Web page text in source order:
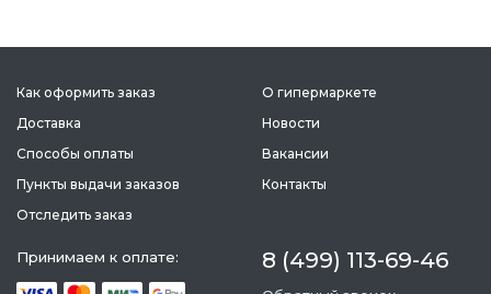
Как оформить заказ
Доставка
Способы оплаты
Пункты выдачи заказов
Отследить заказ
О гипермаркете
Новости
Вакансии
Контакты
Принимаем к оплате: 8 (499) 113-69-46